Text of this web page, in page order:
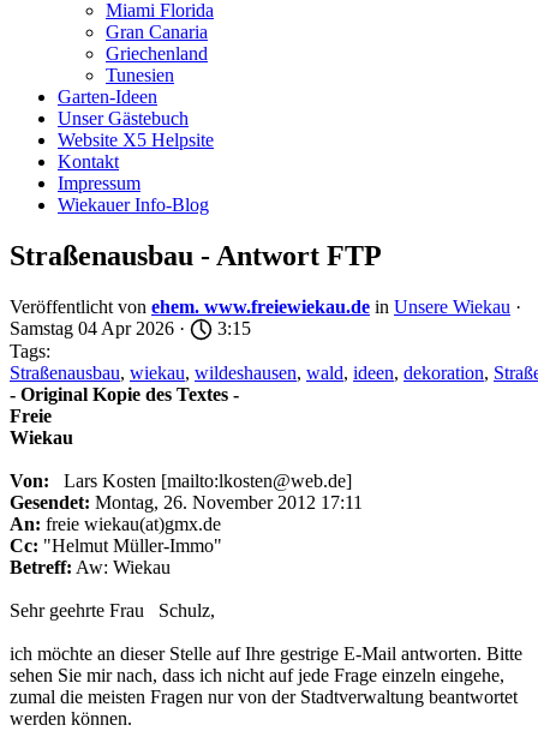
Miami Florida
Gran Canaria
Griechenland
Tunesien
Garten-Ideen
Unser Gästebuch
Website X5 Helpsite
Kontakt
Impressum
Wiekauer Info-Blog
Straßenausbau - Antwort FTP
Veröffentlicht von ehem. www.freiewiekau.de in Unsere Wiekau ·
Samstag 04 Apr 2026 ·
3:15
Tags:
Straßenausbau, wiekau, wildeshausen, wald, ideen, dekoration,
- Original Kopie des Textes -
Freie
Wiekau
Von: Lars Kosten [mailto:lkosten@web.de]
Gesendet: Montag, 26. November 2012 17:11
An: freie wiekau(at)gmx.de
Cc: "Helmut Müller-Immo"
Betreff: Aw: Wiekau
Sehr geehrte Frau Schulz,
ich möchte an dieser Stelle auf Ihre gestrige E-Mail antworten. Bitte
sehen Sie mir nach, dass ich nicht auf jede Frage einzeln eingehe,
zumal die meisten Fragen nur von der Stadtverwaltung beantwortet
werden können.